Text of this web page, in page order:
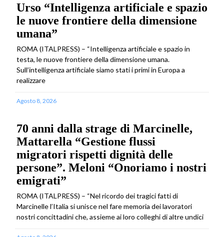
Urso “Intelligenza artificiale e spazio
le nuove frontiere della dimensione
umana”
ROMA (ITALPRESS) – “Intelligenza artificiale e spazio in
testa, le nuove frontiere della dimensione umana.
Sull’intelligenza artificiale siamo stati i primi in Europa a
realizzare
Agosto 8, 2026
70 anni dalla strage di Marcinelle,
Mattarella “Gestione flussi
migratori rispetti dignità delle
persone”. Meloni “Onoriamo i nostri
emigrati”
ROMA (ITALPRESS) – “Nel ricordo dei tragici fatti di
Marcinelle l’Italia si unisce nel fare memoria dei lavoratori
nostri concittadini che, assieme ai loro colleghi di altre undici